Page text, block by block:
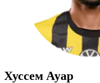
Хуссем Ауар